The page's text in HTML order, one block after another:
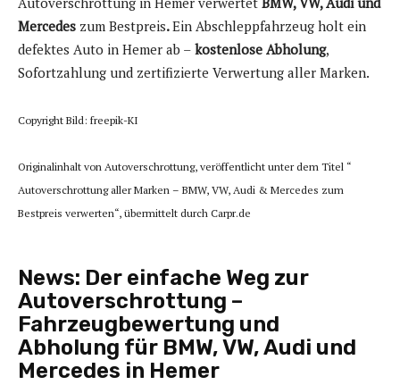
Mercedes zum Bestpreis.Ein Abschleppfahrzeug holt ein
defektes Auto in Hemer ab – kostenlose Abholung,
Sofortzahlung und zertifizierte Verwertung aller Marken.
Copyright Bild: freepik-KI
Originalinhalt von Autoverschrottung, veröffentlicht unter dem Titel “
Autoverschrottung aller Marken – BMW, VW, Audi & Mercedes zum
Bestpreis verwerten“, übermittelt durch Carpr.de
News: Der einfache Weg zur
Autoverschrottung –
Fahrzeugbewertung und
Abholung für BMW, VW, Audi und
Mercedes in Hemer